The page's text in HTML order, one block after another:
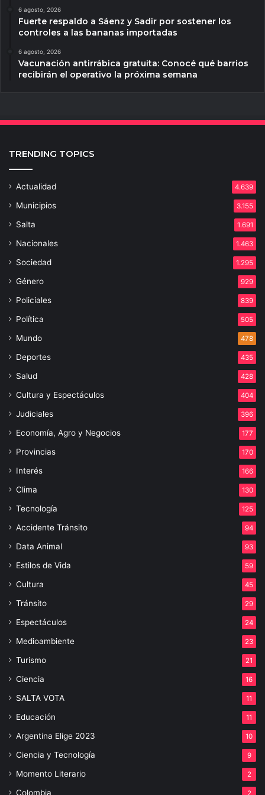
6 agosto, 2026
Fuerte respaldo a Sáenz y Sadir por sostener los
controles a las bananas importadas
6 agosto, 2026
Vacunación antirrábica gratuita: Conocé qué barrios
recibirán el operativo la próxima semana
TRENDING TOPICS
Actualidad 4.639
Municipios 3.155
Salta 1.691
Nacionales 1.463
Sociedad 1.295
Género 929
Policiales 839
Política 505
Mundo 478
Deportes 435
Salud 428
Cultura y Espectáculos 404
Judiciales 396
Economía, Agro y Negocios 177
Provincias 170
Interés 166
Clima 130
Tecnología 125
Accidente Tránsito 94
Data Animal 93
Estilos de Vida 59
Cultura 45
Tránsito 29
Espectáculos 24
Medioambiente 23
Turismo 21
Ciencia 16
SALTA VOTA 11
Educación 11
Argentina Elige 2023 10
Ciencia y Tecnología 9
Momento Literario 2
Colombia 2